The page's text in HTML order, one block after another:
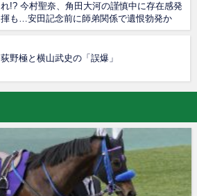
れ!? 今村聖奈、角田大河の謹慎中に存在感発
揮も…安田記念前に師弟関係で遺恨勃発か
荻野極と横山武史の「誤爆」